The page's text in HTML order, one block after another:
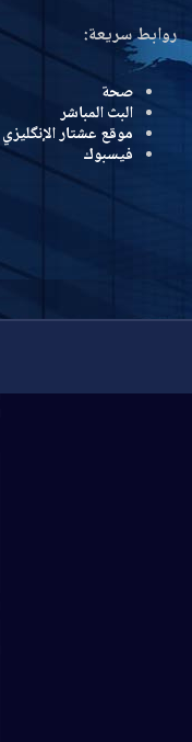
سريعة:
صحة
البث المباشر
موقع عشتار الإنگليزي
فيسبوك